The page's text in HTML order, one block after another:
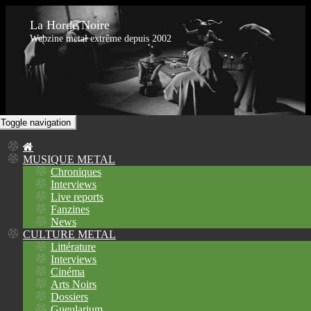
La Horde Noire
Webzine metal extrême depuis 2002
Toggle navigation
MUSIQUE METAL
Chroniques
Interviews
Live reports
Fanzines
News
CULTURE METAL
Littérature
Interviews
Cinéma
Arts Noirs
Dossiers